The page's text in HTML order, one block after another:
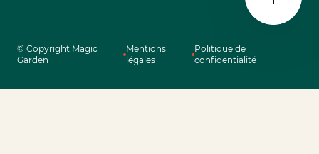
© Copyright Magic
Garden
Mentions
légales
Politique de
confidentialité